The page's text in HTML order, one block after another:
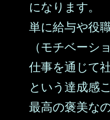
になります。
単に給与や役
（モチベーシ
仕事を通じて
という達成感
最高の褒美な